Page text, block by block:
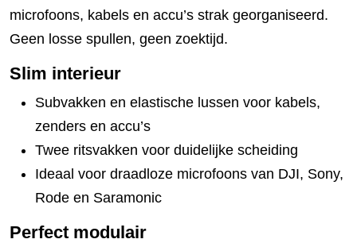
microfoons, kabels en accu’s strak georganiseerd.
Geen losse spullen, geen zoektijd.
Slim interieur
Subvakken en elastische lussen voor kabels,
zenders en accu’s
Twee ritsvakken voor duidelijke scheiding
Ideaal voor draadloze microfoons van DJI, Sony,
Rode en Saramonic
Perfect modulair